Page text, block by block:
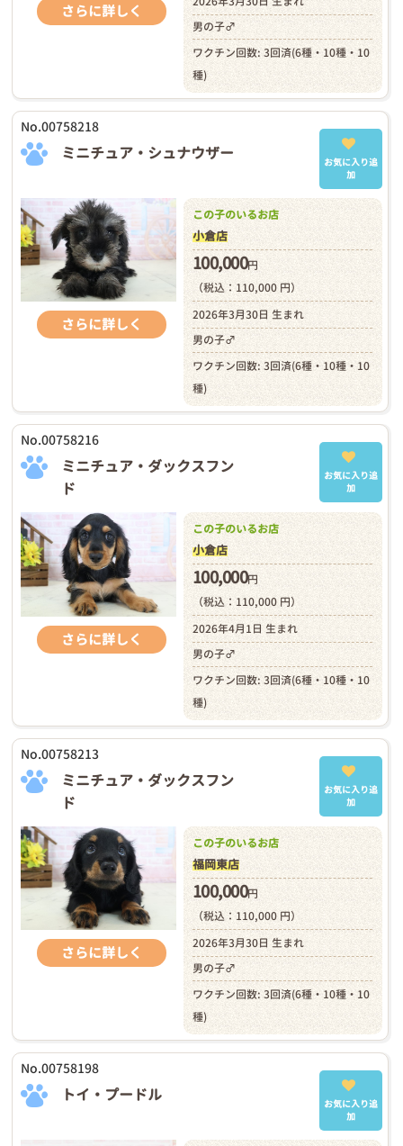
さらに詳しく
男の子♂
ワクチン回数: 3回済(6種・10種・10
種)
No.00758218
ミニチュア・シュナウザー
お気に入り追
加
さらに詳しく
この子のいるお店
小倉店
100,000円
（税込：110,000 円）
2026年3月30日 生まれ
男の子♂
ワクチン回数: 3回済(6種・10種・10
種)
No.00758216
ミニチュア・ダックスフン
ド
お気に入り追
加
さらに詳しく
この子のいるお店
小倉店
100,000円
（税込：110,000 円）
2026年4月1日 生まれ
男の子♂
ワクチン回数: 3回済(6種・10種・10
種)
No.00758213
ミニチュア・ダックスフン
ド
お気に入り追
加
さらに詳しく
この子のいるお店
福岡東店
100,000円
（税込：110,000 円）
2026年3月30日 生まれ
男の子♂
ワクチン回数: 3回済(6種・10種・10
種)
No.00758198
トイ・プードル
お気に入り追
加